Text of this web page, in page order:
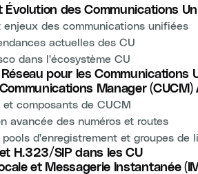
Évolution des Communications
des communications unifiées
actuelles des CU
dans l'écosystème CU
pour les Communications
Manager (CUCM)
composants de CUCM
avancée des numéros et routes
d'enregistrement et groupes de
H.323/SIP dans les CU
et Messagerie Instantanée